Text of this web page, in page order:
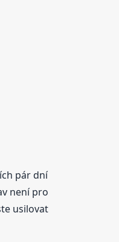
pár dní
není pro
usilovat